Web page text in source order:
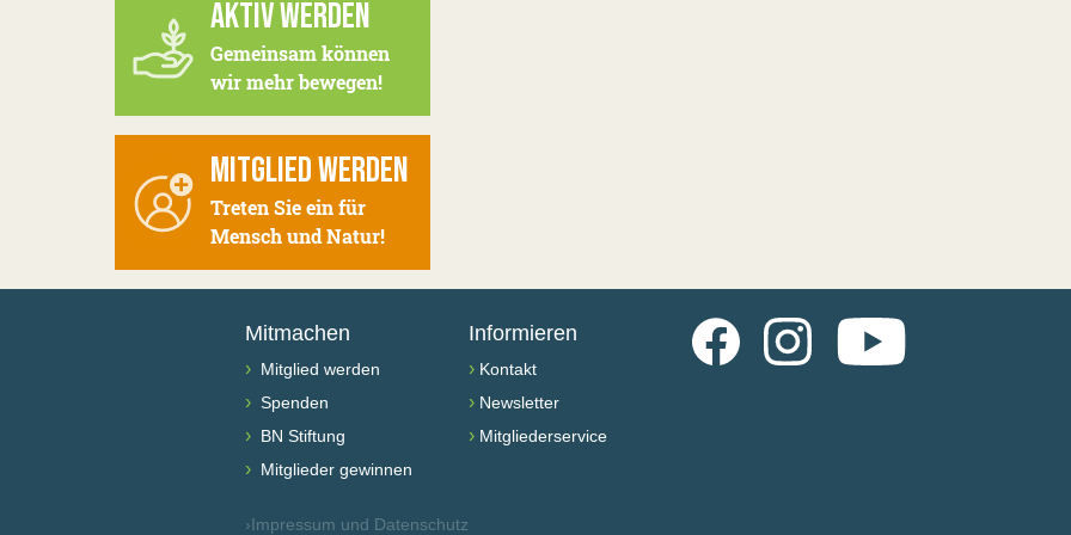
AKTIV WERDEN
Gemeinsam können
wir mehr bewegen!
MITGLIED WERDEN
Treten Sie ein für
Mensch und Natur!
Mitmachen
› Mitglied werden
› Spenden
› BN Stiftung
› Mitglieder gewinnen
Informieren
› Kontakt
› Newsletter
› Mitgliederservice
FacebookInstagramYouTube
›Impressum und Datenschutz